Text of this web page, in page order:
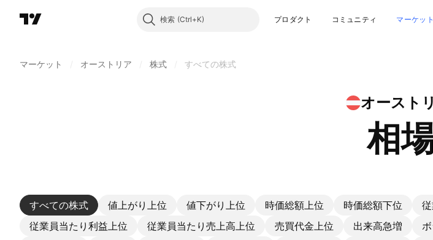
検索 プロダクト コミュニティ マーケット
マーケット オーストリア 株式 すべての株式
オースト
相
すべての株式 値上がり上位 値下がり上位 時価総額上位 時価総額下位
従業員当たり利益上位
従業員当たり売上高上位 売買代金上位 出来高急増